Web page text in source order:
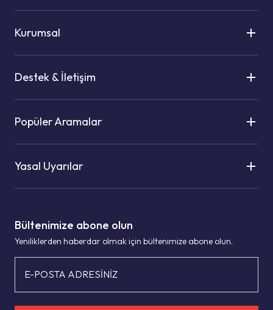
Bültenimize abone olun
Yeniliklerden haberdar olmak için bültenimize abone olun.
E-POSTA ADRESİNİZ
Kurumsal
Destek & İletişim
Popüler Aramalar
Yasal Uyarılar